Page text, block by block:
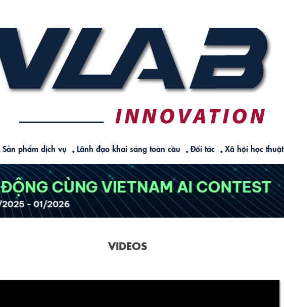
Sản phẩm dịch vụ Lãnh đạo khai sáng toàn cầu Đối tác Xã hội học thuật
VIDEOS